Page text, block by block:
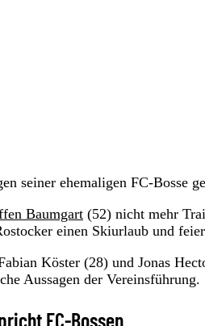
seiner ehemaligen FC-Bosse
Baumgart (52) nicht mehr
einen Skiurlaub und
Köster (28) und Jonas
Aussagen der Vereinsführung.
FC-Bossen